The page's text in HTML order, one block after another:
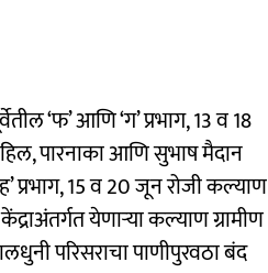
‘फ’ आणि ‘ग’ प्रभाग, 13 व 18
पारनाका आणि सुभाष मैदान
प्रभाग, 15 व 20 जून रोजी कल्याण
येणाऱ्या कल्याण ग्रामीण
परिसराचा पाणीपुरवठा बंद